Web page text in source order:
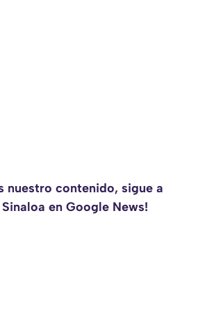
nuestro contenido, sigue a
en Google News!